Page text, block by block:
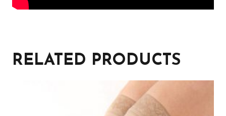
RELATED PRODUCTS